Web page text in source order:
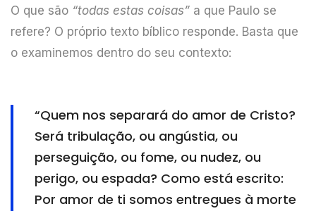
O que são “todas estas coisas” a que Paulo se
refere? O próprio texto bíblico responde. Basta que
o examinemos dentro do seu contexto:
“Quem nos separará do amor de Cristo?
Será tribulação, ou angústia, ou
perseguição, ou fome, ou nudez, ou
perigo, ou espada? Como está escrito:
Por amor de ti somos entregues à morte